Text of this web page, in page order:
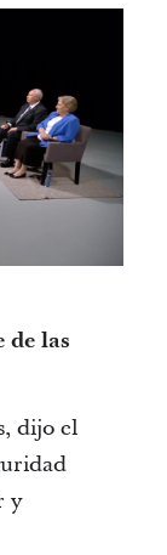
de las
dijo el
y